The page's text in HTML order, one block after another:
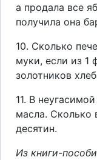
а продала все
получила она
10. Сколько
муки, если из 1
золотников
11. В
масла. Сколько
десятин.
Из книги-